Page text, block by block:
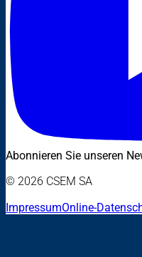
Abonnieren Sie unseren
© 2026 CSEM SA
ImpressumOnline-